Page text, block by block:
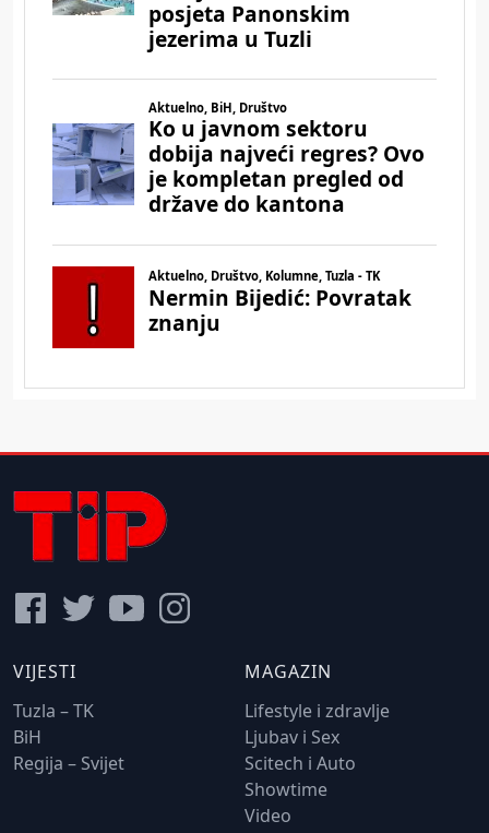
VIJESTI
Tuzla – TK
BiH
Regija – Svijet
MAGAZIN
Lifestyle i zdravlje
Ljubav i Sex
Scitech i Auto
Showtime
Video